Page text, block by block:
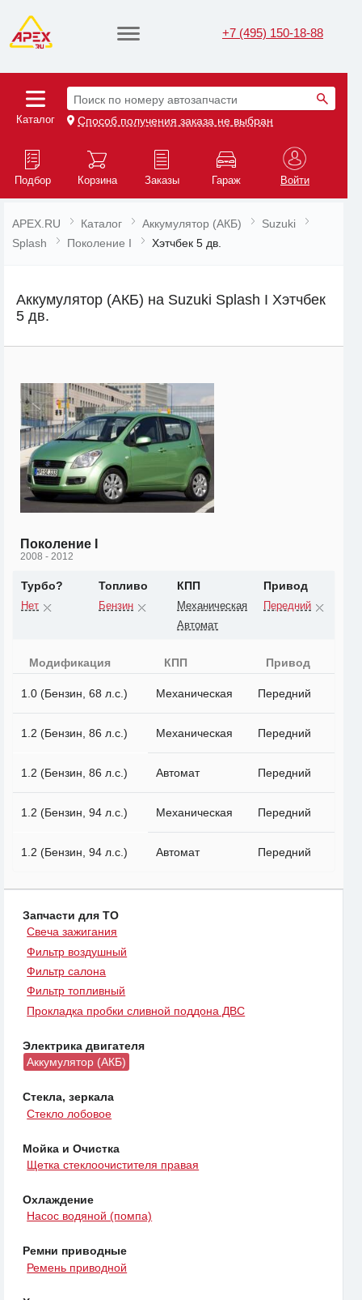
+7 (495) 150-18-88
Каталог
Поиск по номеру автозапчасти
Способ получения заказа не выбран
Подбор Корзина Заказы Гараж Войти
APEX.RU Каталог Аккумулятор (АКБ)
Suzuki
Splash
Поколение I Хэтчбек 5 дв.
Аккумулятор (АКБ) на Suzuki Splash I Хэтчбек
5 дв.
Поколение I
2008 - 2012
Турбо?
Нет
Топливо
Бензин
КПП
Механическая
Автомат
Привод
Передний
Модификация КПП Привод
1.0 (Бензин, 68 л.с.) Механическая Передний
1.2 (Бензин, 86 л.с.) Механическая Передний
1.2 (Бензин, 86 л.с.) Автомат Передний
1.2 (Бензин, 94 л.с.) Механическая Передний
1.2 (Бензин, 94 л.с.) Автомат Передний
Запчасти для ТО
Свеча зажигания
Фильтр воздушный
Фильтр салона
Фильтр топливный
Прокладка пробки сливной поддона ДВС
Электрика двигателя
Аккумулятор (АКБ)
Стекла, зеркала
Стекло лобовое
Мойка и Очистка
Щетка стеклоочистителя правая
Охлаждение
Насос водяной (помпа)
Ремни приводные
Ремень приводной